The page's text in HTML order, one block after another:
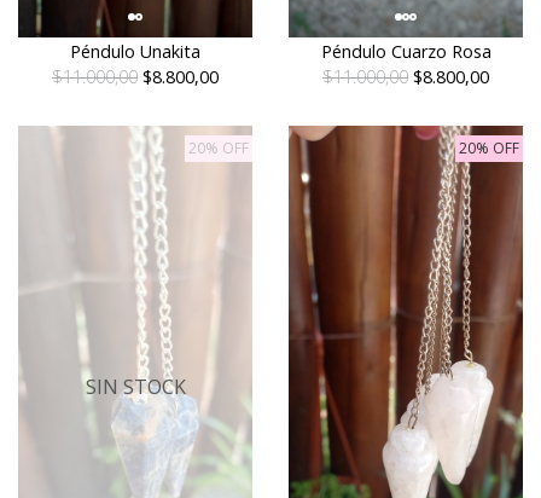
Péndulo Unakita
$11.000,00 $8.800,00
Péndulo Cuarzo Rosa
$11.000,00 $8.800,00
20% OFF
SIN STOCK
20% OFF